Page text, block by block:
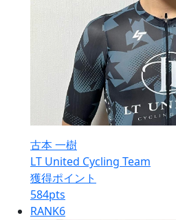
古本 一樹
LT United Cycling Team
獲得ポイント
584pts
RANK6